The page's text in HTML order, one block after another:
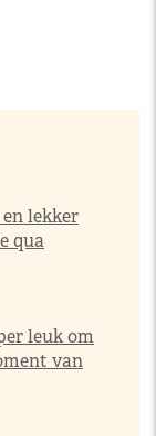
lekker
qua
leuk om
van